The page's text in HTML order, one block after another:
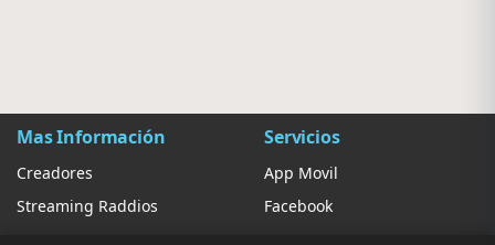
Mas Información
Creadores
Streaming Raddios
Servicios
App Movil
Facebook